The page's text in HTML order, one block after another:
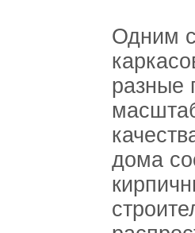
Одним
разные
дома